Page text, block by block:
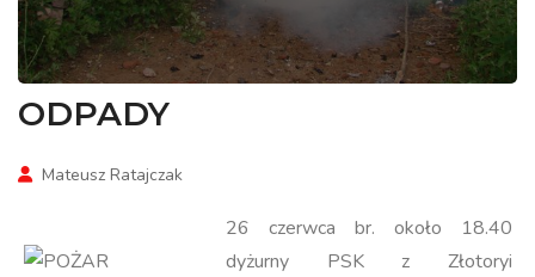
ODPADY
Mateusz Ratajczak
26 czerwca br. około 18.40
dyżurny PSK z Złotoryi